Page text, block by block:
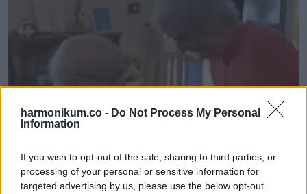
harmonikum.co - Do Not Process My Personal
Information
If you wish to opt-out of the sale, sharing to third parties, or
processing of your personal or sensitive information for
targeted advertising by us, please use the below opt-out